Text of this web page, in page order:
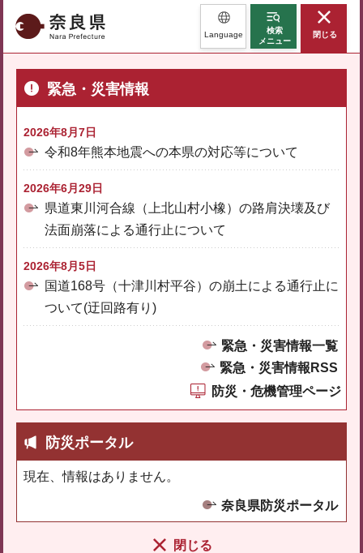
奈良県 Language
検索
メニュー
閉じる
緊急・災害情報
2026年8月7日
令和8年熊本地震への本県の対応等について
2026年6月29日
県道東川河合線（上北山村小橡）の路肩決壊及び
法面崩落による通行止について
2026年8月5日
国道168号（十津川村平谷）の崩土による通行止に
ついて(迂回路有り)
緊急・災害情報一覧
緊急・災害情報RSS
防災・危機管理ページ
防災ポータル
現在、情報はありません。
奈良県防災ポータル
閉じる